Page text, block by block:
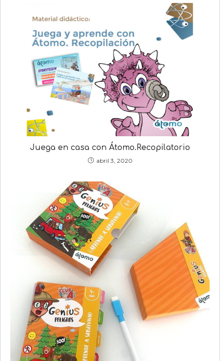
Juega en casa con Átomo.Recopilatorio
abril 3, 2020